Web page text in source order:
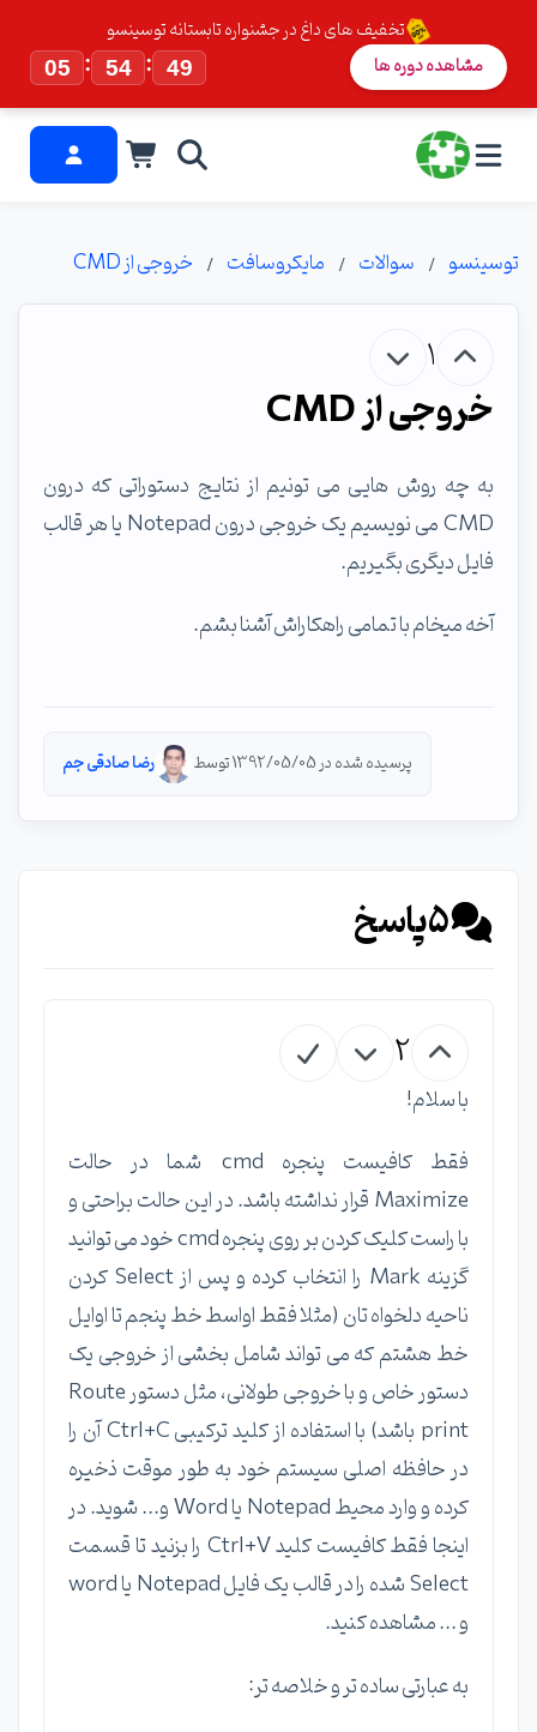
تخفیف های داغ در جشنواره تابستانه توسینسو
05
: 54 : 48 مشاهده دوره ها
توسینسو سوالات مایکروسافت خروجی از CMD
1
خروجی از CMD
به چه روش هایی می تونیم از نتایج دستوراتی که درون
CMD می نویسیم یک خروجی درون Notepad یا هر قالب
فایل دیگری بگیریم.
آخه میخام با تمامی راهکاراش آشنا بشم.
پرسیده شده در 1392/05/05 توسط رضا صادقی جم
5پاسخ
2
با سلام!
فقط کافیست پنجره cmd شما در حالت
Maximize قرار نداشته باشد. در این حالت براحتی و
با راست کلیک کردن بر روی پنجره cmd خود می توانید
گزینه Mark را انتخاب کرده و پس از Select کردن
ناحیه دلخواه تان (مثلا فقط اواسط خط پنجم تا اوایل
خط هشتم که می تواند شامل بخشی از خروجی یک
دستور خاص و با خروجی طولانی، مثل دستور Route
print باشد) با استفاده از کلید ترکیبی Ctrl+C آن را
در حافظه اصلی سیستم خود به طور موقت ذخیره
کرده و وارد محیط Notepad یا Word و... شوید. در
اینجا فقط کافیست کلید Ctrl+V را بزنید تا قسمت
Select شده را در قالب یک فایل Notepad یا word
و ... مشاهده کنید.
به عبارتی ساده تر و خلاصه تر: